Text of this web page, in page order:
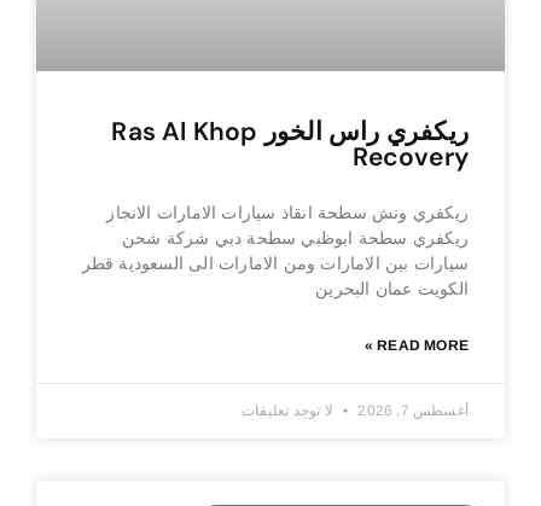
ريكفري راس الخور Ras Al Khop
Recovery
ريكفري ونش سطحة انقاذ سيارات الامارات الانجاز
ريكفري سطحة ابوظبي سطحة دبي شركة شحن
سيارات بين الامارات ومن الامارات الى السعودية قطر
الكويت عمان البحرين
READ MORE »
أغسطس 7, 2026 لا توجد تعليقات